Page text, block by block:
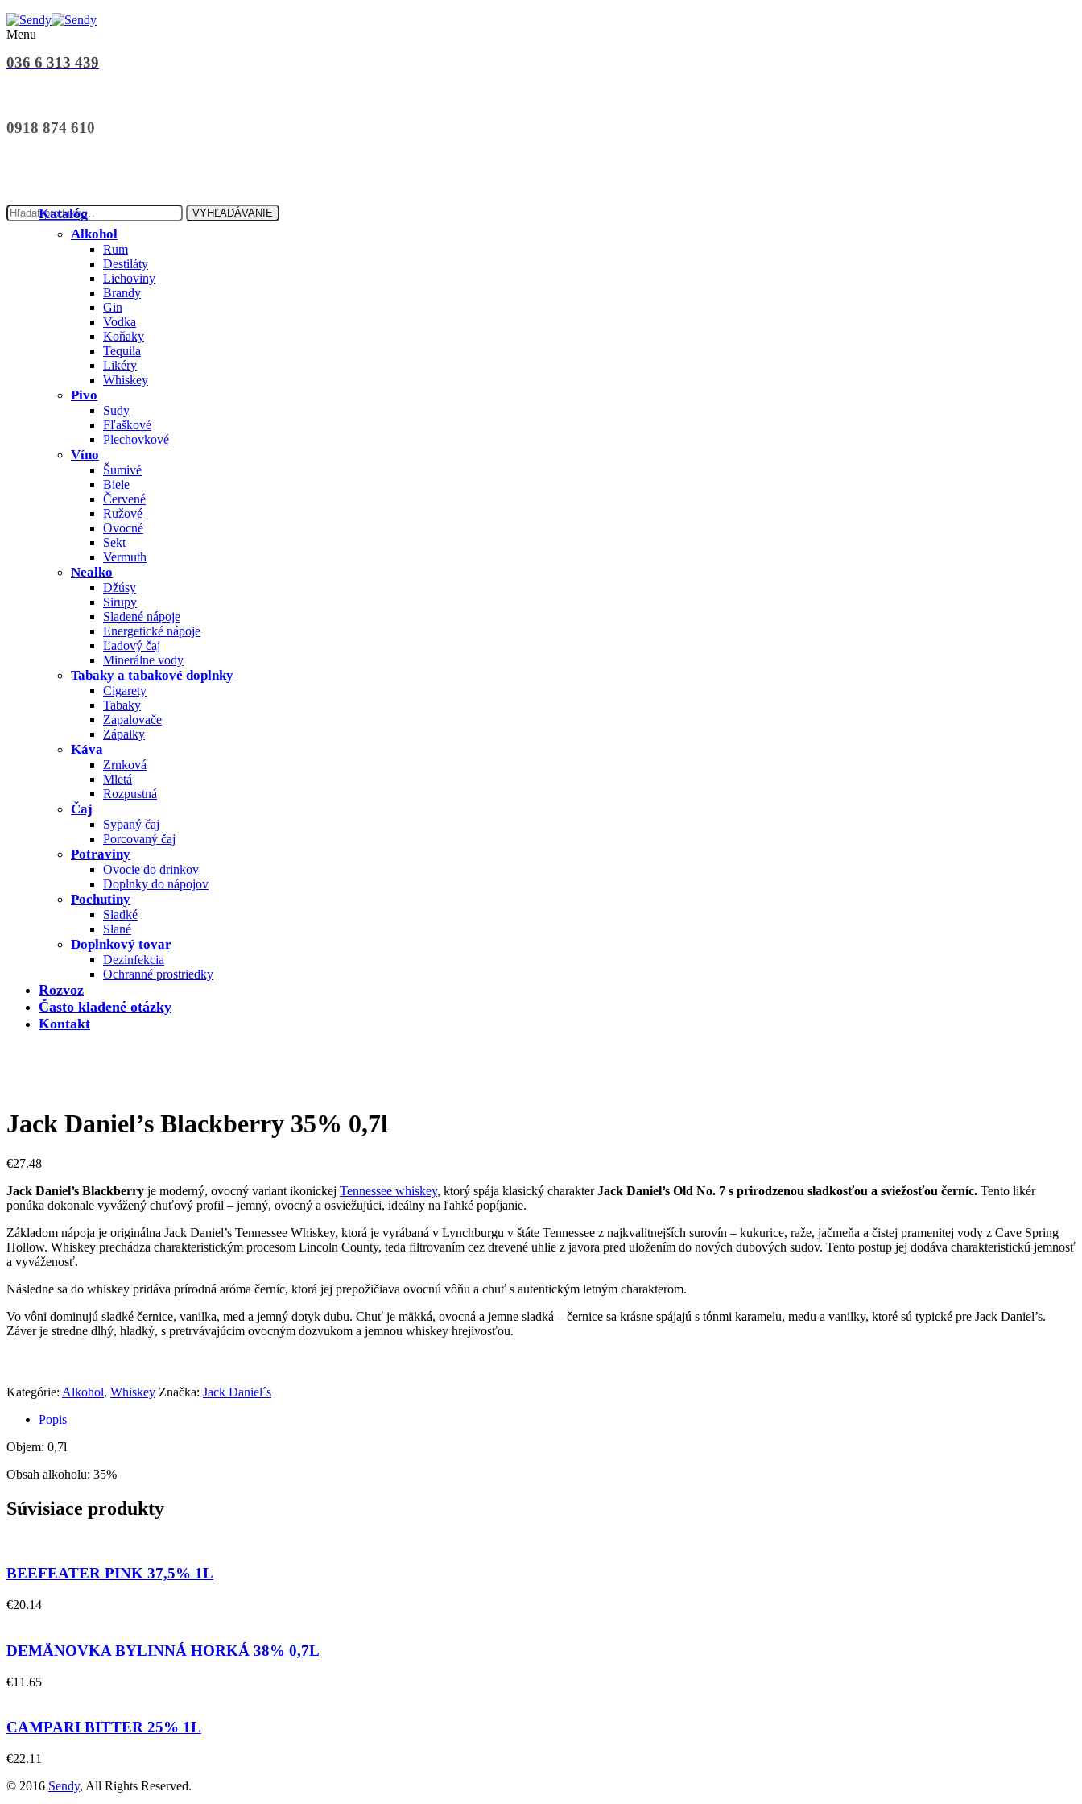
Menu
036 6 313 439
0918 874 610
VYHĽADÁVANIE
Katalóg
Alkohol
Rum
Destiláty
Liehoviny
Brandy
Gin
Vodka
Koňaky
Tequila
Likéry
Whiskey
Pivo
Sudy
Fľaškové
Plechovkové
Víno
Šumivé
Biele
Červené
Ružové
Ovocné
Sekt
Vermuth
Nealko
Džúsy
Sirupy
Sladené nápoje
Energetické nápoje
Ľadový čaj
Minerálne vody
Tabaky a tabakové doplnky
Cigarety
Tabaky
Zapalovače
Zápalky
Káva
Zrnková
Mletá
Rozpustná
Čaj
Sypaný čaj
Porcovaný čaj
Potraviny
Ovocie do drinkov
Doplnky do nápojov
Pochutiny
Sladké
Slané
Doplnkový tovar
Dezinfekcia
Ochranné prostriedky
Rozvoz
Často kladené otázky
Kontakt
Jack Daniel’s Blackberry 35% 0,7l
€27.48
Jack Daniel’s Blackberry je moderný, ovocný variant ikonickej Tennessee whiskey, ktorý spája klasický charakterJack Daniel’s Old No. 7 s prirodzenou sladkosťou a sviežosťou černíc. Tento likér
ponúka dokonale vyvážený chuťový profil – jemný, ovocný a osviežujúci, ideálny na ľahké popíjanie.
Základom nápoja je originálna Jack Daniel’s Tennessee Whiskey, ktorá je vyrábaná v Lynchburgu v štáte Tennessee z najkvalitnejších surovín – kukurice, raže, jačmeňa a čistej pramenitej vody z Cave Spring
Hollow. Whiskey prechádza charakteristickým procesom Lincoln County, teda filtrovaním cez drevené uhlie z javora pred uložením do nových dubových sudov. Tento postup jej dodáva charakteristickú jemnosť
a vyváženosť.
Následne sa do whiskey pridáva prírodná aróma černíc, ktorá jej prepožičiava ovocnú vôňu a chuť s autentickým letným charakterom.
Vo vôni dominujú sladké černice, vanilka, med a jemný dotyk dubu. Chuť je mäkká, ovocná a jemne sladká – černice sa krásne spájajú s tónmi karamelu, medu a vanilky, ktoré sú typické pre Jack Daniel’s.
Záver je stredne dlhý, hladký, s pretrvávajúcim ovocným dozvukom a jemnou whiskey hrejivosťou.
Kategórie: Alkohol, Whiskey Značka: Jack Daniel´s
Popis
Objem: 0,7l
Obsah alkoholu: 35%
Súvisiace produkty
BEEFEATER PINK 37,5% 1L
€20.14
DEMÄNOVKA BYLINNÁ HORKÁ 38% 0,7L
€11.65
CAMPARI BITTER 25% 1L
€22.11
© 2016 Sendy, All Rights Reserved.